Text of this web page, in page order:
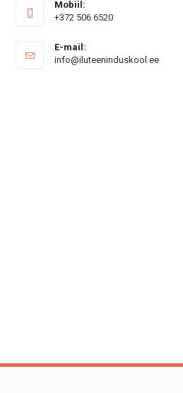
Mobiil:
+372 506 6520
E-mail:
info@iluteeninduskool.eeOpens